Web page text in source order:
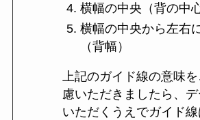
横幅の中央（背の中心
横幅の中央から左右
（背幅）
上記のガイド線の意味
慮いただきましたら、
いただくうえでガイド